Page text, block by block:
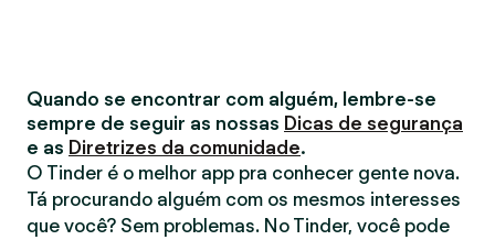
Quando se encontrar com alguém, lembre-se
sempre de seguir as nossas Dicas de segurança
e as Diretrizes da comunidade.
O Tinder é o melhor app pra conhecer gente nova.
Tá procurando alguém com os mesmos interesses
que você? Sem problemas. No Tinder, você pode